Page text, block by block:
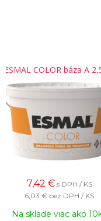
ESMAL COLOR báza A
7,42 € s DPH / KS
6,03 € bez DPH / KS
Na sklade viac ako